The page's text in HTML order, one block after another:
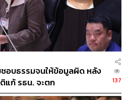
อบธรรมจนให้ข้อมูลผิด หลัง
แก้ รธน. จะตก
137